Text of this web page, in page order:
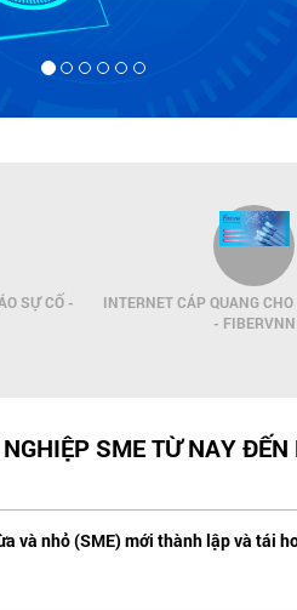
SỰ CỐ -
INTERNET CÁP QUANG
- FIBERVNN
SME TỪ NAY ĐẾN
và nhỏ (SME) mới thành lập và tái